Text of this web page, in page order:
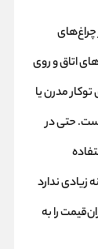
چراغ‌های
اتاق و روی
مدرن یا
حتی در
ندارد
را به